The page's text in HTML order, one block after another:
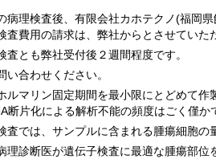
理検査後、有限会社カホテクノ(福岡
査費用の請求は、弊社からとさせていた
とも弊社受付後２週間程度です。
合わせください。
マリン固定期間を最小限にとどめて作
断片化による解析不能の頻度はごく僅
では、サンプルに含まれる腫瘍細胞の
診断医が遺伝子検査に最適な腫瘍部位